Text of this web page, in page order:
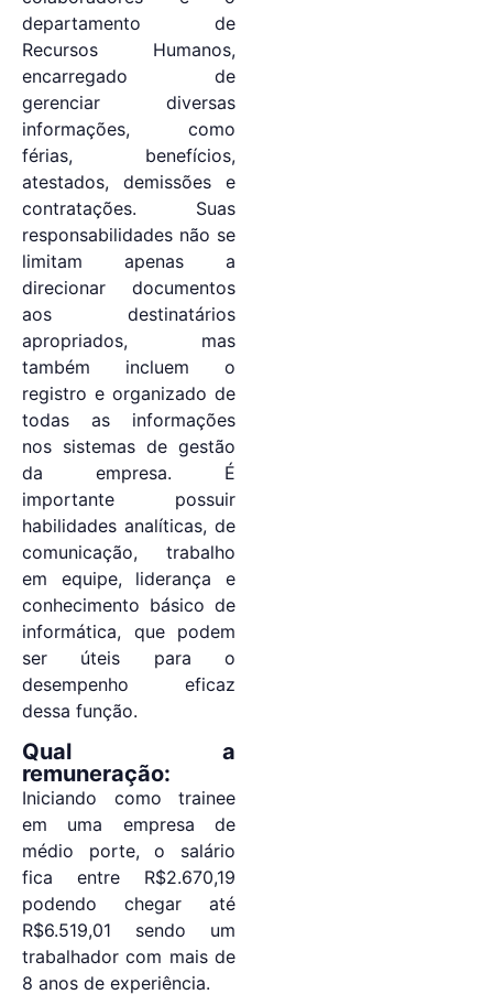
departamento de
Recursos Humanos,
encarregado de
gerenciar diversas
informações, como
férias, benefícios,
atestados, demissões e
contratações. Suas
responsabilidades não se
limitam apenas a
direcionar documentos
aos destinatários
apropriados, mas
também incluem o
registro e organizado de
todas as informações
nos sistemas de gestão
da empresa. É
importante possuir
habilidades analíticas, de
comunicação, trabalho
em equipe, liderança e
conhecimento básico de
informática, que podem
ser úteis para o
desempenho eficaz
dessa função.
Qual a
remuneração:
Iniciando como trainee
em uma empresa de
médio porte, o salário
fica entre R$2.670,19
podendo chegar até
R$6.519,01 sendo um
trabalhador com mais de
8 anos de experiência.